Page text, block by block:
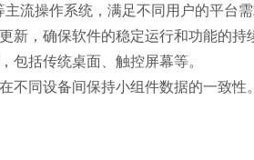
流操作系统，满足不同用户的平台需
新，确保软件的稳定运行和功能的持
包括传统桌面、触控屏幕等。
不同设备间保持小组件数据的一致性。